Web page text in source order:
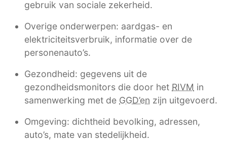
gebruik van sociale zekerheid.
Overige onderwerpen: aardgas- en
elektriciteitsverbruik, informatie over de
personenauto’s.
Gezondheid: gegevens uit de
gezondheidsmonitors die door het RIVM in
samenwerking met de GGD’en zijn uitgevoerd.
Omgeving: dichtheid bevolking, adressen,
auto’s, mate van stedelijkheid.